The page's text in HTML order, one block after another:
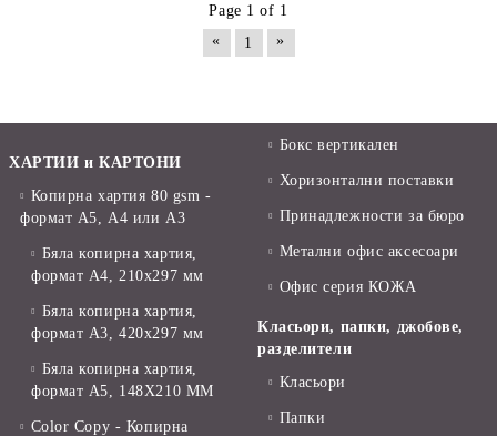
Page 1 of 1
«
1 »
ХАРТИИ и КАРТОНИ
Копирна хартия 80 gsm -
формат А5, А4 или А3
Бяла копирна хартия,
формат А4, 210x297 мм
Бяла копирна хартия,
формат А3, 420x297 мм
Бяла копирна хартия,
формат А5, 148X210 ММ
Color Copy - Копирна
Бокс вертикален
Хоризонтални поставки
Принадлежности за бюро
Метални офис аксесоари
Офис серия КОЖА
Класьори, папки, джобове,
разделители
Класьори
Папки